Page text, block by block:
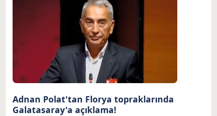
Adnan Polat'tan Florya topraklarında
Galatasaray'a açıklama!